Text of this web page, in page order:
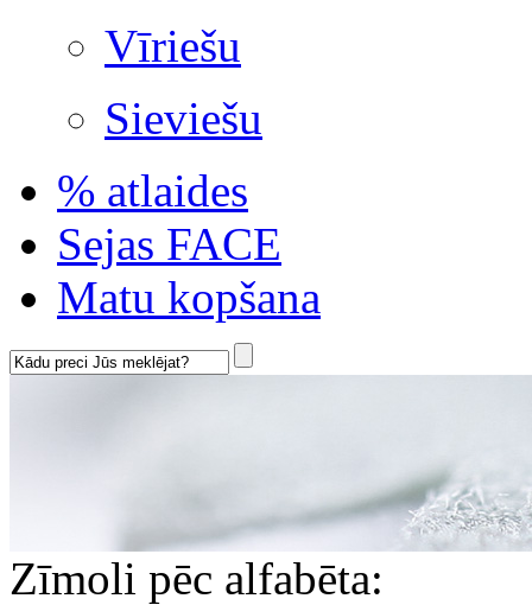
Vīriešu
Sieviešu
% atlaides
Sejas FACE
Matu kopšana
Zīmoli pēc alfabēta: